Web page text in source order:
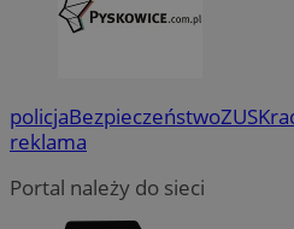
policjaBezpieczeństwoZUS
reklama
Portal należy do sieci